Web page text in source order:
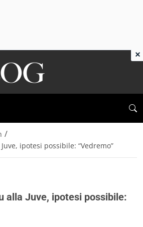
/
ipotesi possibile: “Vedremo”
alla Juve, ipotesi possibile:
×